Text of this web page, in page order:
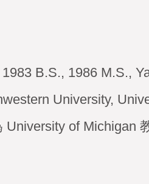
B.S., 1986 M.S.,
University,
of Michigan